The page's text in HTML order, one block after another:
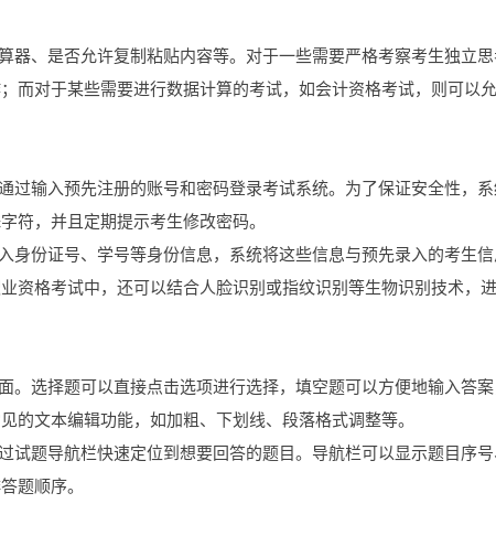
器、是否允许复制粘贴内容等。对于一些需要严格考察考生独立思
而对于某些需要进行数据计算的考试，如会计资格考试，则可以
过输入预先注册的账号和密码登录考试系统。为了保证安全性，
符，并且定期提示考生修改密码。
身份证号、学号等身份信息，系统将这些信息与预先录入的考生信
资格考试中，还可以结合人脸识别或指纹识别等生物识别技术，
选择题可以直接点击选项进行选择，填空题可以方便地输入答案
的文本编辑功能，如加粗、下划线、段落格式调整等。
题导航栏快速定位到想要回答的题目。导航栏可以显示题目序号
题顺序。